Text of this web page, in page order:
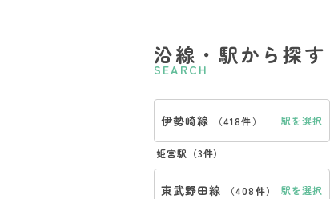
沿線・駅から探す
SEARCH
伊勢崎線 （418件） 駅を選択
姫宮駅（3件）
東武野田線 （408件） 駅を選択